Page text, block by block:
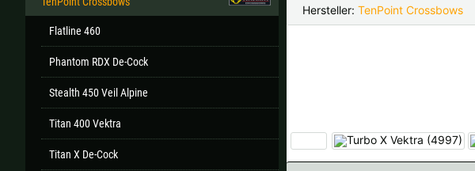
Flatline 460
Phantom RDX De-Cock
Stealth 450 Veil Alpine
Titan 400 Vektra
Titan X De-Cock
Hersteller: TenPoint Crossbows
‹
Sollte Ihr Land nicht verfübar sein, keine Sorge -